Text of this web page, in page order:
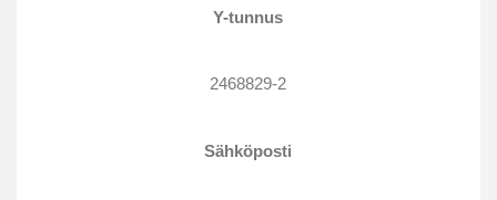
Y-tunnus
2468829-2
Sähköposti